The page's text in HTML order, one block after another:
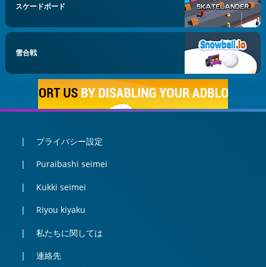
スケードボード
雪合戦
プライバシー設定
Puraibashi seimei
Kukki seimei
Riyou kiyaku
私たちに関しては
連絡先